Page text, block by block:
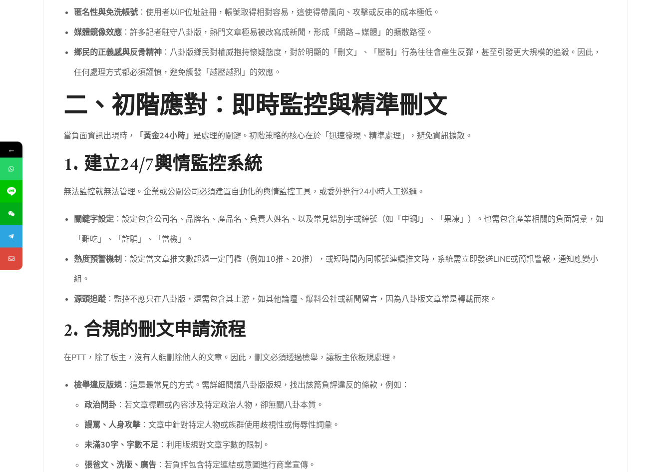
匿名性與免洗帳號：使用者以IP位址註冊，帳號取得相對容易，這使得帶風向、攻擊或反串的成本極低。
媒體鏡像效應：許多記者駐守八卦版，熱門文章極易被改寫成新聞，形成「網路→媒體」的擴散路徑。
鄉民的正義感與反骨精神：八卦版鄉民對權威抱持懷疑態度，對於明顯的「刪文」、「壓制」行為往往會產生反彈，甚至引發更大規模的追殺。因此，
任何處理方式都必須謹慎，避免觸發「越壓越烈」的效應。
二、初階應對：即時監控與精準刪文
當負面資訊出現時， 「黃金24小時」 是處理的關鍵。初階策略的核心在於「迅速發現、精準處理」，避免資訊擴散。
1. 建立24/7輿情監控系統
無法監控就無法管理。企業或公關公司必須建置自動化的輿情監控工具，或委外進行24小時人工巡邏。
關鍵字設定：設定包含公司名、品牌名、產品名、負責人姓名、以及常見錯別字或綽號（如「中鋼J」、「果凍」）。也需包含產業相關的負面詞彙，如
「難吃」、「詐騙」、「當機」。
熱度預警機制 ：設定當文章推文數超過一定門檻（例如10推、20推），或短時間內同帳號連續推文時，系統需立即發送LINE或簡訊警報，通知應變小
組。
源頭追蹤：監控不應只在八卦版，還需包含其上游，如其他論壇、爆料公社或新聞留言，因為八卦版文章常是轉載而來。
2. 合規的刪文申請流程
在PTT，除了板主，沒有人能刪除他人的文章。因此，刪文必須透過檢舉，讓板主依板規處理。
檢舉違反版規：這是最常見的方式。需詳細閱讀八卦版版規，找出該篇負評違反的條款，例如：
政治問卦：若文章標題或內容涉及特定政治人物，卻無關八卦本質。
謾罵、人身攻擊：文章中針對特定人物或族群使用歧視性或侮辱性詞彙。
未滿30字、字數不足：利用版規對文章字數的限制。
張爸文、洗版、廣告：若負評包含特定連結或意圖進行商業宣傳。
←